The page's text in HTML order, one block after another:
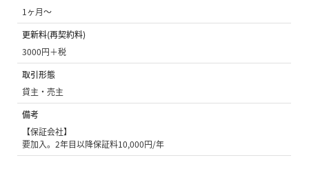
1ヶ月〜
更新料(再契約料)
3000円＋税
取引形態
貸主・売主
備考
【保証会社】
要加入。2年目以降保証料10,000円/年